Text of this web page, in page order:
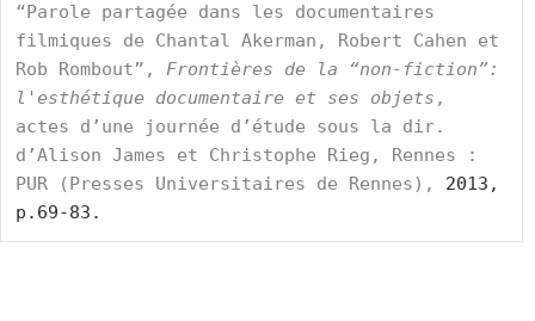
“Parole partagée dans les documentaires
filmiques de Chantal Akerman, Robert Cahen et
Rob Rombout”, Frontières de la “non-fiction”:
l'esthétique documentaire et ses objets ,
actes d’une journée d’étude sous la dir.
d’Alison James et Christophe Rieg, Rennes :
PUR (Presses Universitaires de Rennes),
2013,
p.69-83.